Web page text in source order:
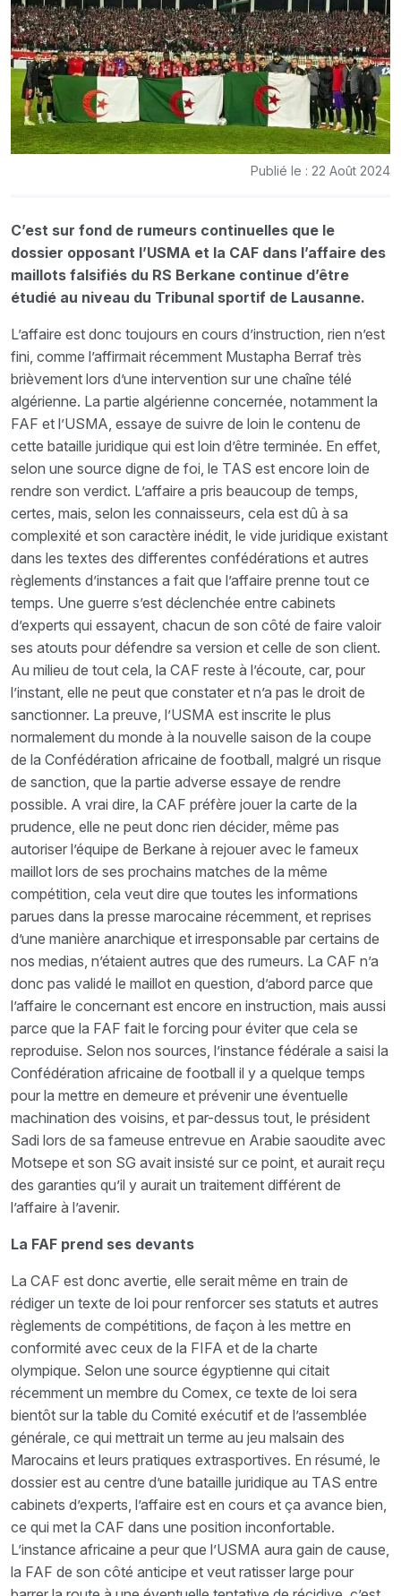
Publié le : 22 Août 2024
C’est sur fond de rumeurs continuelles que le
dossier opposant l’USMA et la CAF dans l’affaire des
maillots falsifiés du RS Berkane continue d’être
étudié au niveau du Tribunal sportif de Lausanne.
L’affaire est donc toujours en cours d’instruction, rien n’est
fini, comme l’affirmait récemment Mustapha Berraf très
brièvement lors d’une intervention sur une chaîne télé
algérienne. La partie algérienne concernée, notamment la
FAF et l’USMA, essaye de suivre de loin le contenu de
cette bataille juridique qui est loin d’être terminée. En effet,
selon une source digne de foi, le TAS est encore loin de
rendre son verdict. L’affaire a pris beaucoup de temps,
certes, mais, selon les connaisseurs, cela est dû à sa
complexité et son caractère inédit, le vide juridique existant
dans les textes des differentes confédérations et autres
règlements d’instances a fait que l’affaire prenne tout ce
temps. Une guerre s’est déclenchée entre cabinets
d’experts qui essayent, chacun de son côté de faire valoir
ses atouts pour défendre sa version et celle de son client.
Au milieu de tout cela, la CAF reste à l’écoute, car, pour
l’instant, elle ne peut que constater et n’a pas le droit de
sanctionner. La preuve, l’USMA est inscrite le plus
normalement du monde à la nouvelle saison de la coupe
de la Confédération africaine de football, malgré un risque
de sanction, que la partie adverse essaye de rendre
possible. A vrai dire, la CAF préfère jouer la carte de la
prudence, elle ne peut donc rien décider, même pas
autoriser l’équipe de Berkane à rejouer avec le fameux
maillot lors de ses prochains matches de la même
compétition, cela veut dire que toutes les informations
parues dans la presse marocaine récemment, et reprises
d’une manière anarchique et irresponsable par certains de
nos medias, n’étaient autres que des rumeurs. La CAF n’a
donc pas validé le maillot en question, d’abord parce que
l’affaire le concernant est encore en instruction, mais aussi
parce que la FAF fait le forcing pour éviter que cela se
reproduise. Selon nos sources, l’instance fédérale a saisi la
Confédération africaine de football il y a quelque temps
pour la mettre en demeure et prévenir une éventuelle
machination des voisins, et par-dessus tout, le président
Sadi lors de sa fameuse entrevue en Arabie saoudite avec
Motsepe et son SG avait insisté sur ce point, et aurait reçu
des garanties qu’il y aurait un traitement différent de
l’affaire à l’avenir.
La FAF prend ses devants
La CAF est donc avertie, elle serait même en train de
rédiger un texte de loi pour renforcer ses statuts et autres
règlements de compétitions, de façon à les mettre en
conformité avec ceux de la FIFA et de la charte
olympique. Selon une source égyptienne qui citait
récemment un membre du Comex, ce texte de loi sera
bientôt sur la table du Comité exécutif et de l’assemblée
générale, ce qui mettrait un terme au jeu malsain des
Marocains et leurs pratiques extrasportives. En résumé, le
dossier est au centre d’une bataille juridique au TAS entre
cabinets d’experts, l’affaire est en cours et ça avance bien,
ce qui met la CAF dans une position inconfortable.
L’instance africaine a peur que l’USMA aura gain de cause,
la FAF de son côté anticipe et veut ratisser large pour